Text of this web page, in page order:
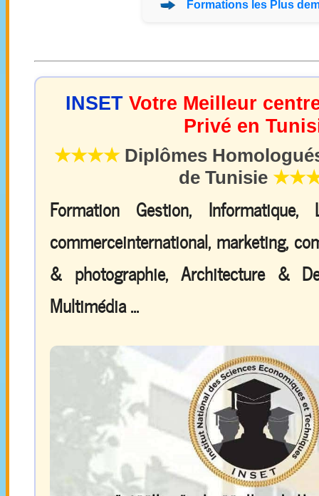
Formations les Plus
INSET Votre Meilleur
Privé en
★★★★Diplômes
de Tunisie
Formation Gestion, Informatique,
commerceinternational, marketing,
& photographie, Architecture &
Multimédia ...